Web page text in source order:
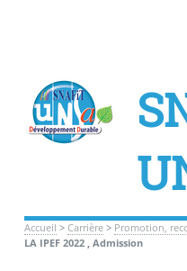
Accueil > Carrière> Promotion,
LA IPEF 2022 , Admission